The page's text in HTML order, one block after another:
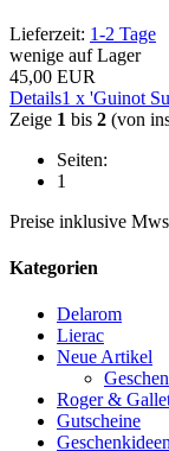
Lieferzeit: 1-2 Tage
wenige auf Lager
45,00 EUR
Details1 x 'Guinot
Zeige 1 bis 2 (von
Seiten:
1
Preise inklusive
Kategorien
Delarom
Lierac
Neue Artikel
Roger &
Gutscheine
Geschenkideen